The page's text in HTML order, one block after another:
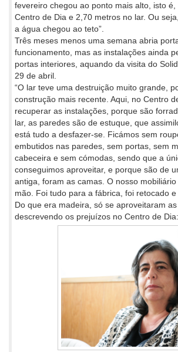
fevereiro chegou ao ponto mais alto, isto
Centro de Dia e 2,70 metros no lar. Ou
a água chegou ao teto”.
Três meses menos uma semana abria
funcionamento, mas as instalações ainda
portas interiores, aquando da visita do
29 de abril.
“O lar teve uma destruição muito grande,
construção mais recente. Aqui, no Centro
recuperar as instalações, porque são
lar, as paredes são de estuque, que
está tudo a desfazer-se. Ficámos sem
embutidos nas paredes, sem portas, sem
cabeceira e sem cómodas, sendo que a
conseguimos aproveitar, e porque são de
antiga, foram as camas. O nosso
mão. Foi tudo para a fábrica, foi retocado e
Do que era madeira, só se aproveitaram as
descrevendo os prejuízos no Centro de